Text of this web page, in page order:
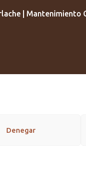
Denegar
| Mantenimiento